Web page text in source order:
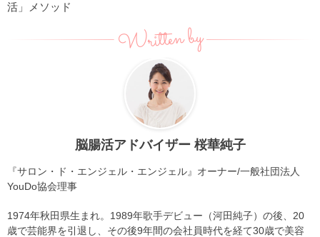
活」メソッド
Written by
脳腸活アドバイザー 桜華純子
『サロン・ド・エンジェル・エンジェル』オーナー/一般社団法人
YouDo協会理事
1974年秋田県生まれ。1989年歌手デビュー（河田純子）の後、20
歳で芸能界を引退し、その後9年間の会社員時代を経て30歳で美容